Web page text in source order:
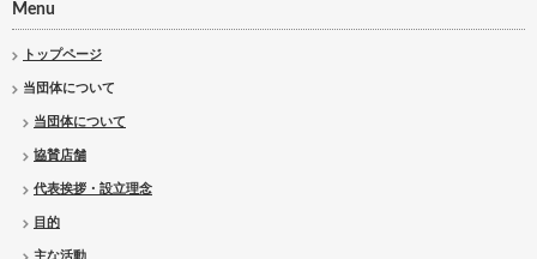
Menu
トップページ
当団体について
当団体について
協賛店舗
代表挨拶・設立理念
目的
主な活動